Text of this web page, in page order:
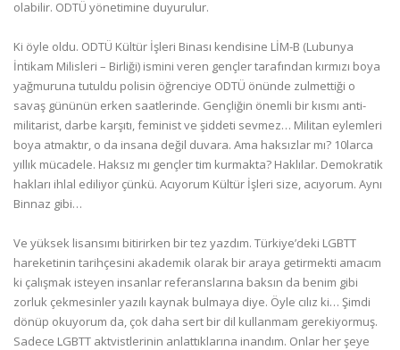
olabilir. ODTÜ yönetimine duyurulur.
Ki öyle oldu. ODTÜ Kültür İşleri Binası kendisine LİM-B (Lubunya
İntikam Milisleri – Birliği) ismini veren gençler tarafından kırmızı boya
yağmuruna tutuldu polisin öğrenciye ODTÜ önünde zulmettiği o
savaş gününün erken saatlerinde. Gençliğin önemli bir kısmı anti-
militarist, darbe karşıtı, feminist ve şiddeti sevmez… Militan eylemleri
boya atmaktır, o da insana değil duvara. Ama haksızlar mı? 10larca
yıllık mücadele. Haksız mı gençler tim kurmakta? Haklılar. Demokratik
hakları ihlal ediliyor çünkü. Acıyorum Kültür İşleri size, acıyorum. Aynı
Binnaz gibi…
Ve yüksek lisansımı bitirirken bir tez yazdım. Türkiye’deki LGBTT
hareketinin tarihçesini akademik olarak bir araya getirmekti amacım
ki çalışmak isteyen insanlar referanslarına baksın da benim gibi
zorluk çekmesinler yazılı kaynak bulmaya diye. Öyle cılız ki… Şimdi
dönüp okuyorum da, çok daha sert bir dil kullanmam gerekiyormuş.
Sadece LGBTT aktvistlerinin anlattıklarına inandım. Onlar her şeye